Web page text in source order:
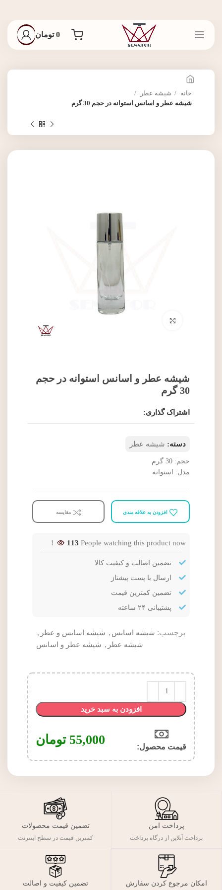
0 تومان
خانه
شیشه عطر
شیشه عطر و اسانس استوانه در حجم 30 گرم
شیشه عطر و اسانس استوانه در حجم
30 گرم
اشتراک گذاری:
دسته: شیشه عطر
حجم: 30 گرم
مدل: استوانه
افزودن به علاقه مندی مقایسه
113 People watching this product now!
تضمین اصالت و کیفیت کالا
ارسال با پست پیشتاز
تضمین کمترین قیمت
پشتیبانی ۲۴ ساعته
برچسب: شیشه اسانس , شیشه اسانس و عطر ,
شیشه عطر , شیشه عطر و اسانس
افزودن به سبد خرید
قیمت محصول:​ 55,000 تومان
پرداخت امن
پرداخت آنلاین از درگاه پرداخت
تضمین قیمت محصولات
کمترین قیمت در سطح اینترنت
امکان مرجوع کردن سفارش تضمین کیفیت و اصالت